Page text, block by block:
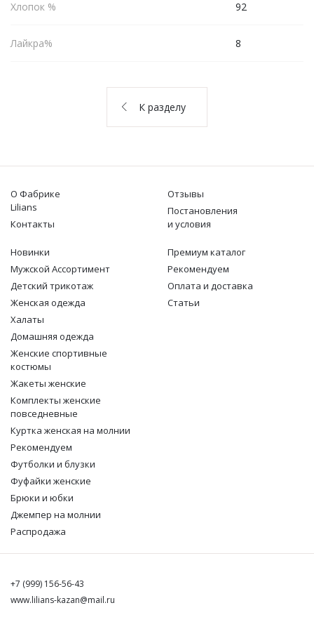
О НАС
КОНТАКТЫ
Хлопок % 92
Лайкра% 8
К разделу
О Фабрике
Lilians
Контакты
Отзывы
Постановления
и условия
Новинки
Мужской Ассортимент
Детcкий трикотаж
Женская одежда
Халаты
Домашняя одежда
Женские спортивные
костюмы
Жакеты женские
Комплекты женские
повседневные
Куртка женская на молнии
Рекомендуем
Футболки и блузки
Фуфайки женские
Брюки и юбки
Джемпер на молнии
Распродажа
Премиум каталог
Рекомендуем
Оплата и доставка
Статьи
+7 (999) 156-56-43
www.lilians-kazan@mail.ru